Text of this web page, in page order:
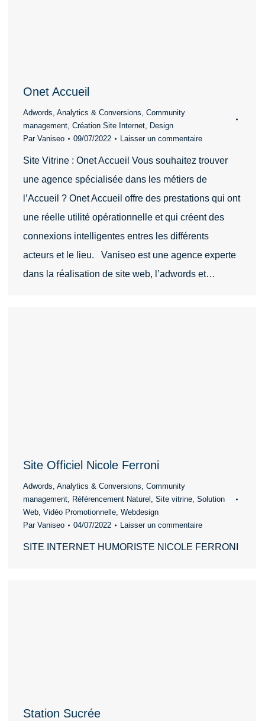
Onet Accueil
Adwords, Analytics & Conversions, Community
management, Création Site Internet, Design
Par Vaniseo 09/07/2022 Laisser un commentaire
Site Vitrine : Onet Accueil Vous souhaitez trouver
une agence spécialisée dans les métiers de
l’Accueil ? Onet Accueil offre des prestations qui ont
une réelle utilité opérationnelle et qui créent des
connexions intelligentes entres les différents
acteurs et le lieu. Vaniseo est une agence experte
dans la réalisation de site web, l’adwords et…
Site Officiel Nicole Ferroni
Adwords Analytics & Conversions Community
management Référencement Naturel Site vitrine Solution
Web Vidéo Promotionnelle Webdesign
Par Vaniseo 04/07/2022 Laisser un commentaire
SITE INTERNET HUMORISTE NICOLE FERRONI
Station Sucrée